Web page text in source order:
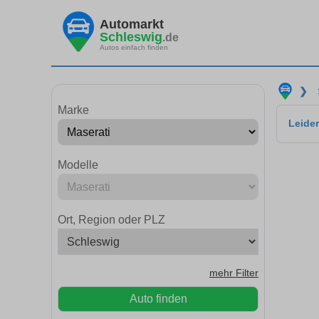
Automarkt
Schleswig.de
Autos einfach finden
Marke
Modelle
Ort, Region oder PLZ
mehr Filter
Auto finden
❯